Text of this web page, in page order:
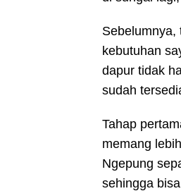
Sebelumnya,
kebutuhan
dapur tidak
sudah
Tahap
memang
Ngepung
sehingga